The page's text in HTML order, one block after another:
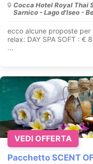
Cocca Hotel Royal Thai
Sarnico - Lago d'Iseo -
ecco alcune proposte per
relax: DAY SPA SOFT : €
...
Pacchetto SCENT
VEDI OFFERTA